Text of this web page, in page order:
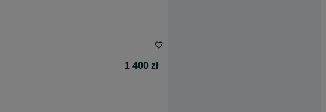
1 400 zł